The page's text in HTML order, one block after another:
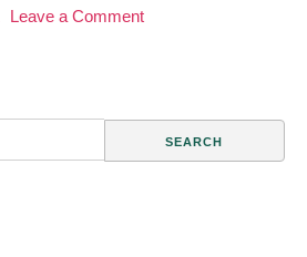
Leave a Commenton
Harald
Welte